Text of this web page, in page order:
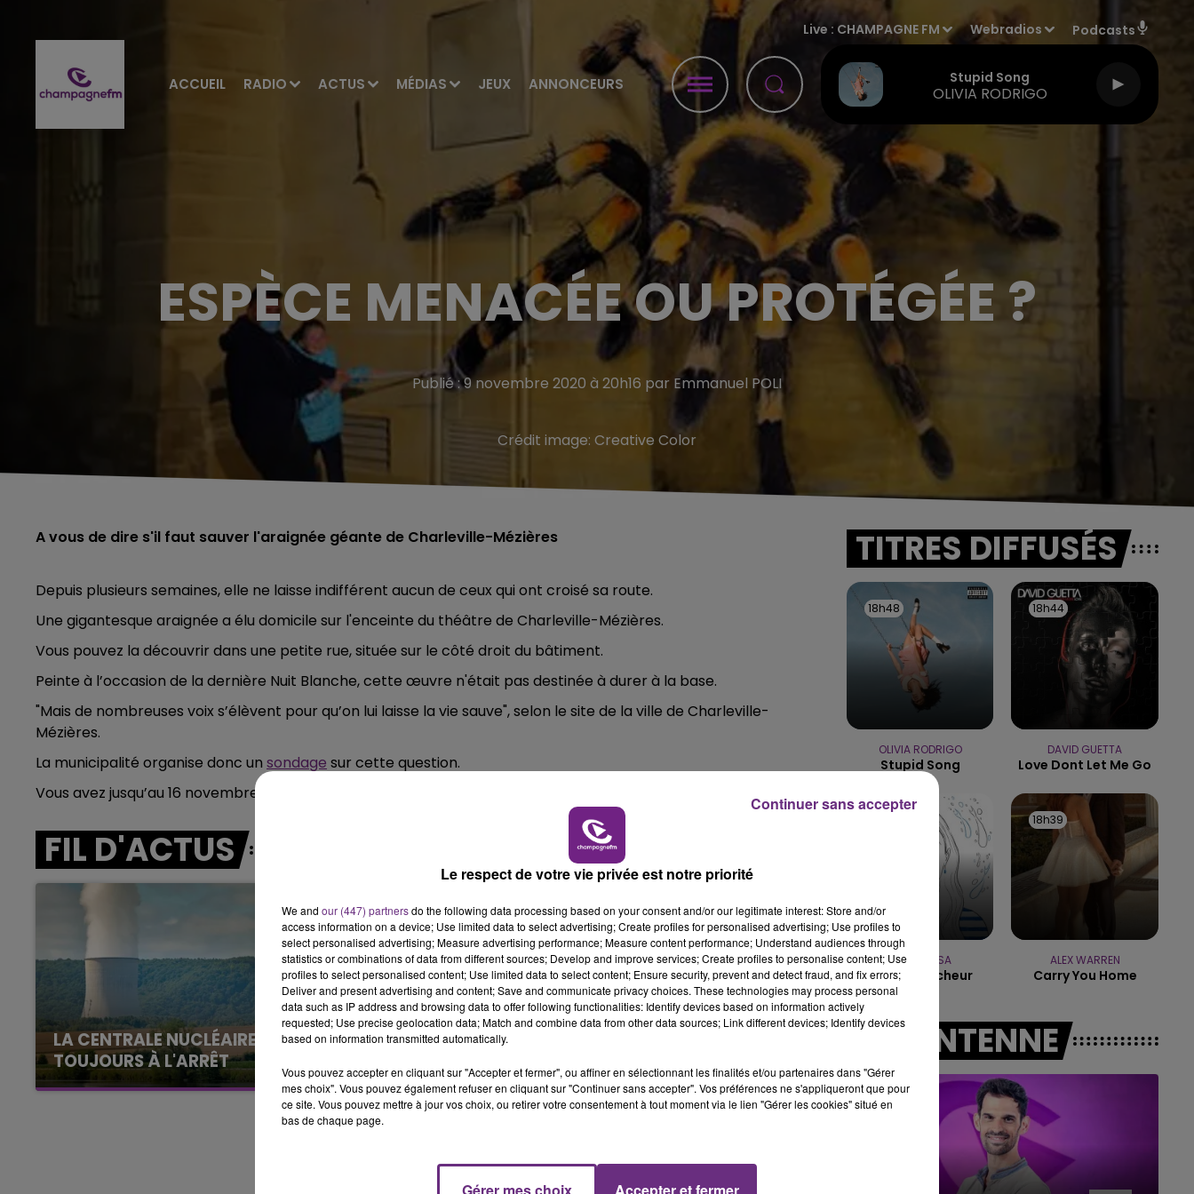
ACCUEIL RADIO ACTUS MÉDIAS JEUX ANNONCEURS
Live : CHAMPAGNE FM Webradios Podcasts
Stupid Song
OLIVIA RODRIGO
LE WEEK-END CHAMPAGNE FM
11h00 - 16h00
LE WEEK-END CHAMPAGNE FM
ESPÈCE MENACÉE OU PROTÉGÉE ?
Publié : 9 novembre 2020 à 20h16 par Emmanuel POLI
Crédit image: Creative Color
A vous de dire s'il faut sauver l'araignée géante de Charleville-Mézières
Depuis plusieurs semaines, elle ne laisse indifférent aucun de ceux qui ont croisé sa route.
Une gigantesque araignée a élu domicile sur l'enceinte du théâtre de Charleville-Mézières.
Vous pouvez la découvrir dans une petite rue, située sur le côté droit du bâtiment.
Peinte à l’occasion de la dernière Nuit Blanche, cette œuvre n'était pas destinée à durer à la base.
"Mais de nombreuses voix s’élèvent pour qu’on lui laisse la vie sauve", selon le site de la ville de Charleville-
Mézières.
La municipalité organise donc un sondage sur cette question.
Vous avez jusqu’au 16 novembre pour donner votre avis sur le sujet.
FIL D'ACTUS
LA CENTRALE NUCLÉAIRE DE CHOOZ
TOUJOURS À L'ARRÊT
Cela fait déjà une semaine que la centrale
nucléaire ardennaise est à l'arrêt. Une situation
justifiée par la sécheresse intense qui est
LE MAGASIN JOUÉCLUB DE REIMS FERME
C'était l'une des institutions du centre-ville
rémois. Le magasin JouéClub est contraint de
TITRES DIFFUSÉS
18h48
18h48
OLIVIA RODRIGO
Stupid Song
18h44
18h44
DAVID GUETTA
Love Dont Let Me Go
MANON LISA
Le Petit Pecheur
18h39
18h39
ALEX WARREN
Carry You Home
A L'ANTENNE
Le respect de votre vie privée est notre priorité
We and our (447) partnersdo the following data processing based on your consent and/or our legitimate interest: Store and/or
access information on a device; Use limited data to select advertising; Create profiles for personalised advertising; Use profiles to
select personalised advertising; Measure advertising performance; Measure content performance; Understand audiences through
statistics or combinations of data from different sources; Develop and improve services; Create profiles to personalise content; Use
profiles to select personalised content; Use limited data to select content; Ensure security, prevent and detect fraud, and fix errors;
Deliver and present advertising and content; Save and communicate privacy choices. These technologies may process personal
data such as IP address and browsing data to offer following functionalities: Identify devices based on information actively
requested; Use precise geolocation data; Match and combine data from other data sources; Link different devices; Identify devices
based on information transmitted automatically.
Vous pouvez accepter en cliquant sur "Accepter et fermer", ou affiner en sélectionnant les finalités et/ou partenaires dans "Gérer
mes choix". Vous pouvez également refuser en cliquant sur "Continuer sans accepter". Vos préférences ne s'appliqueront que pour
ce site. Vous pouvez mettre à jour vos choix, ou retirer votre consentement à tout moment via le lien "Gérer les cookies" situé en
bas de chaque page.
Continuer sans accepter